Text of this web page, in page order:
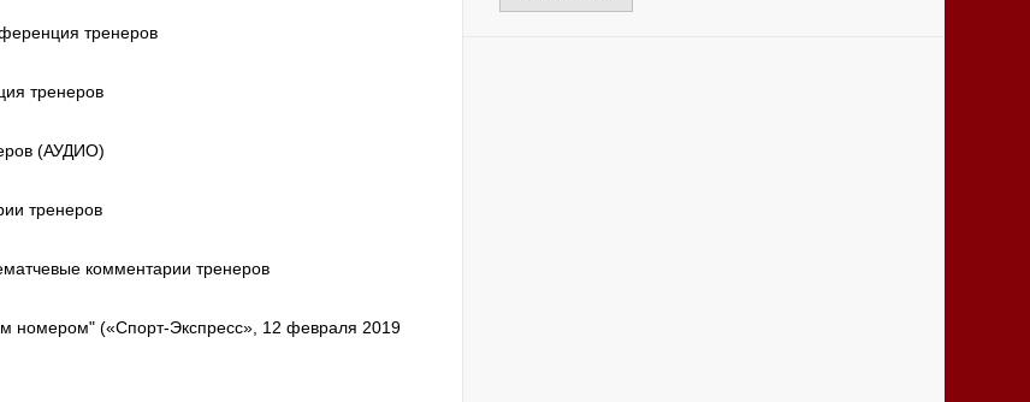
тренеров
тренеров
(АУДИО)
тренеров
комментарии тренеров
номером" («Спорт-Экспресс», 12 февраля 2019